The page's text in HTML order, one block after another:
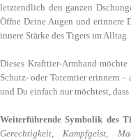
letztendlich den ganzen
Öffne Deine Augen und erinnere
innere Stärke des Tigers im Alltag.
Dieses Krafttier-Armband
Schutz- oder Totemtier erinnern
und Du einfach nur möchtest,
Weiterführende Symbolik des
Gerechtigkeit, Kampfgeist,